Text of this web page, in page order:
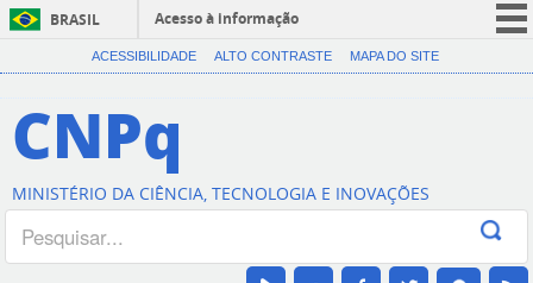
BRASIL
Acesso à informação
CORONAVÍRUS (COVID-19)
Canais
ACESSIBILIDADE ALTO CONTRASTE MAPA DO SITE
CNPq
MINISTÉRIO DA CIÊNCIA, TECNOLOGIA E INOVAÇÕES